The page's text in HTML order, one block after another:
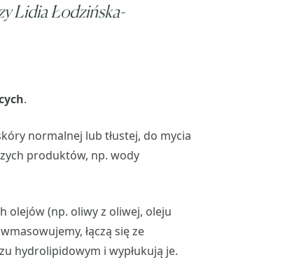
Lidia Łodzińska-
.
normalnej lub tłustej, do mycia
produktów, np. wody
olejów (np. oliwy z oliwej, oleju
łączą się ze
hydrolipidowym i wypłukują je.